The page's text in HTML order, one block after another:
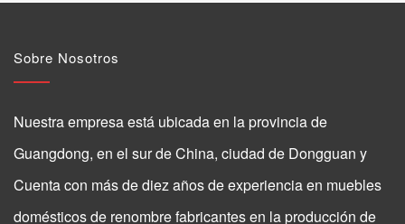
Sobre Nosotros
Nuestra empresa está ubicada en la provincia de
Guangdong, en el sur de China, ciudad de Dongguan y
Cuenta con más de diez años de experiencia en muebles
domésticos de renombre fabricantes en la producción de